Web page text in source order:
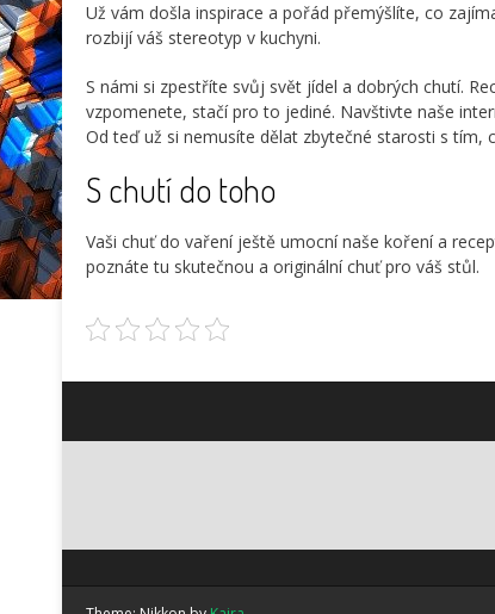
Už vám došla inspirace a pořád přemýšlíte, co
rozbijí váš stereotyp v kuchyni.
S námi si zpestříte svůj svět jídel a dobrých chutí.
vzpomenete, stačí pro to jediné. Navštivte naše
Od teď už si nemusíte dělat zbytečné starosti s
S chutí do toho
Vaši chuť do vaření ještě umocní naše koření a
poznáte tu skutečnou a originální chuť pro váš stůl.